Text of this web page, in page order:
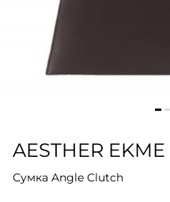
AESTHER EKME
Сумка Angle Clutch